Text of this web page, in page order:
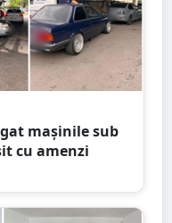
mașinile sub
cu amenzi